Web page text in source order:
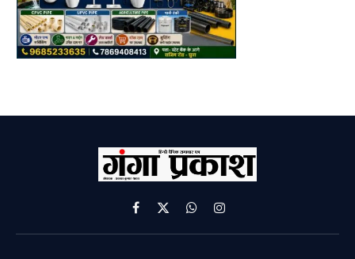
Facebook
X
(Twitter)
WhatsAppInstagram